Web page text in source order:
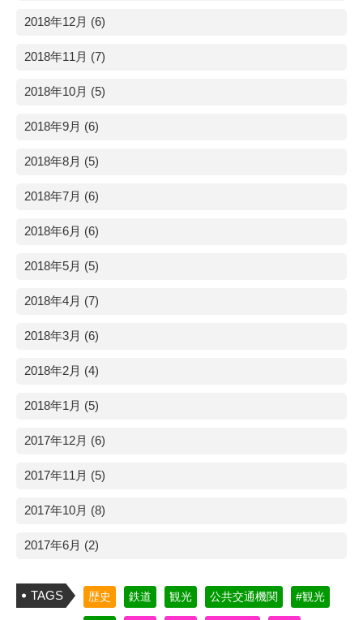
2018年12月 (6)
2018年11月 (7)
2018年10月 (5)
2018年9月 (6)
2018年8月 (5)
2018年7月 (6)
2018年6月 (6)
2018年5月 (5)
2018年4月 (7)
2018年3月 (6)
2018年2月 (4)
2018年1月 (5)
2017年12月 (6)
2017年11月 (5)
2017年10月 (8)
2017年6月 (2)
TAGS 歴史 鉄道 観光 公共交通機関 #観光